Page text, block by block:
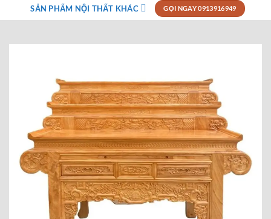
SẢN PHẨM NỘI THẤT KHÁC GỌI NGAY 0913916949